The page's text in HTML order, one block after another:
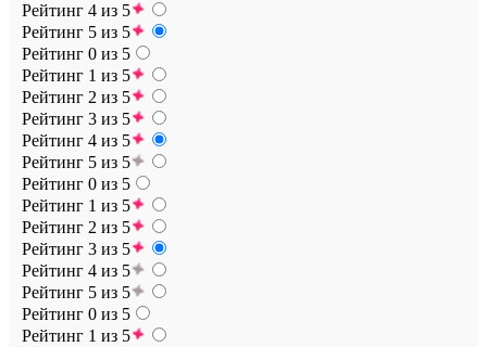
Рейтинг 4 из 5
Рейтинг 5 из 5
Рейтинг 0 из 5
Рейтинг 1 из 5
Рейтинг 2 из 5
Рейтинг 3 из 5
Рейтинг 4 из 5
Рейтинг 5 из 5
Рейтинг 0 из 5
Рейтинг 1 из 5
Рейтинг 2 из 5
Рейтинг 3 из 5
Рейтинг 4 из 5
Рейтинг 5 из 5
Рейтинг 0 из 5
Рейтинг 1 из 5